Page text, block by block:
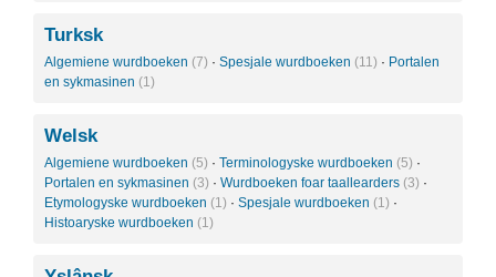
Turksk
Algemiene wurdboeken (7) · Spesjale wurdboeken (11) · Portalen
en sykmasinen (1)
Welsk
Algemiene wurdboeken (5) · Terminologyske wurdboeken (5) ·
Portalen en sykmasinen (3) · Wurdboeken foar taallearders (3) ·
Etymologyske wurdboeken (1) · Spesjale wurdboeken (1) ·
Histoaryske wurdboeken (1)